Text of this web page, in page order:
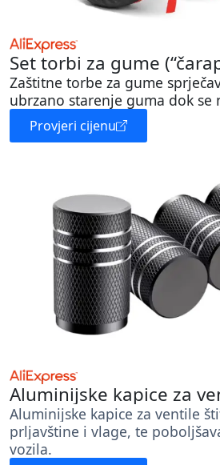
Set torbi za gume
Zaštitne torbe za gume
ubrzano starenje guma dok se
Provjeri cijenu
Aluminijske kapice za
Aluminijske kapice za ventile
prljavštine i vlage, te
vozila.